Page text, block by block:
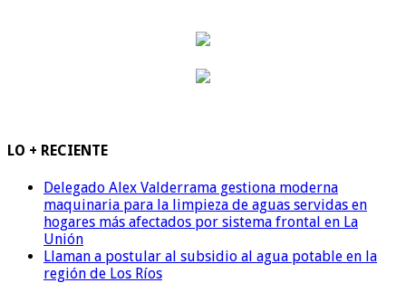
LO + RECIENTE
Delegado Alex Valderrama gestiona moderna
maquinaria para la limpieza de aguas servidas en
hogares más afectados por sistema frontal en La
Unión
Llaman a postular al subsidio al agua potable en la
región de Los Ríos